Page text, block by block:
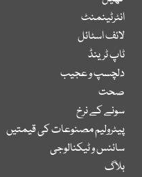
انٹرٹینمنٹ
لائف اسٹائل
ٹاپ ٹرینڈ
دلچسپ و عجیب
صحت
سونے کے نرخ
پیٹرولیم مصنوعات کی قیمتیں
سائنس و ٹیکنالوجی
بلاگ